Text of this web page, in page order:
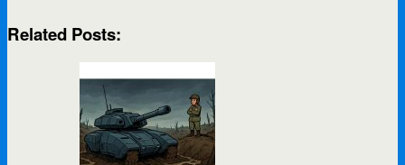
Related Posts: